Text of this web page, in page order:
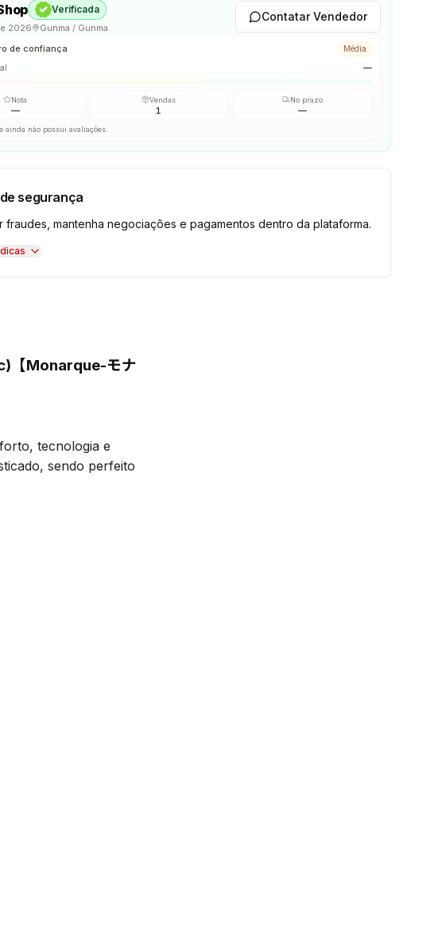
Verificada
2026 Gunma / Gunma
Contatar Vendedor
de confiança
Média
—
Nota
—
Vendas
1
No prazo
—
ainda não possui avaliações.
segurança
fraudes, mantenha negociações e pagamentos dentro da plataforma.
【Monarque-モナ
tecnologia e
sendo perfeito